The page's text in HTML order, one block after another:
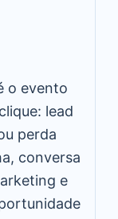
o evento
lead
perda
conversa
e